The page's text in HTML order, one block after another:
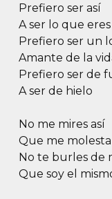
Prefiero ser así
A ser lo que
Prefiero ser un
Amante de la
Prefiero ser de
A ser de hielo
No me mires así
Que me molesta
No te burles de
Que soy el